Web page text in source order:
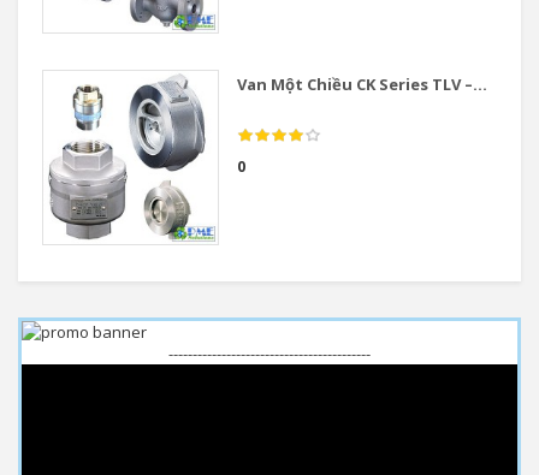
Van Một Chiều CK Series TLV –...
0
------------------------------------------